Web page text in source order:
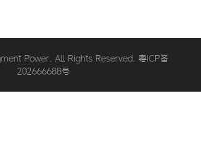
化速度比使用车衣保护的摩托车快3至5
Power. All Rights Reserved. 粤ICP备
202666688号